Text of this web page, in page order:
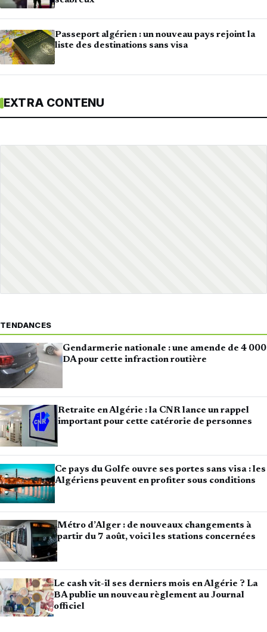
Passeport algérien : un nouveau pays rejoint la
liste des destinations sans visa
EXTRA CONTENU
TENDANCES
Gendarmerie nationale : une amende de 4 000
DA pour cette infraction routière
Retraite en Algérie : la CNR lance un rappel
important pour cette catérorie de personnes
Ce pays du Golfe ouvre ses portes sans visa : les
Algériens peuvent en profiter sous conditions
Métro d’Alger : de nouveaux changements à
partir du 7 août, voici les stations concernées
Le cash vit-il ses derniers mois en Algérie ? La
BA publie un nouveau règlement au Journal
officiel